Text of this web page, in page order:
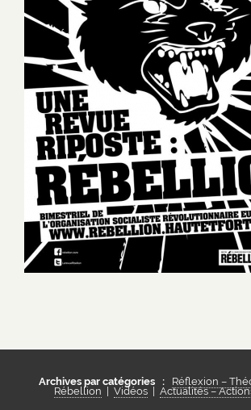
Archives par catégories : Réflexion –
Rébellion | Vidéos | Actualités –